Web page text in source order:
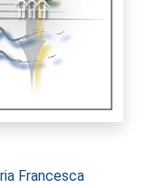
Francesca